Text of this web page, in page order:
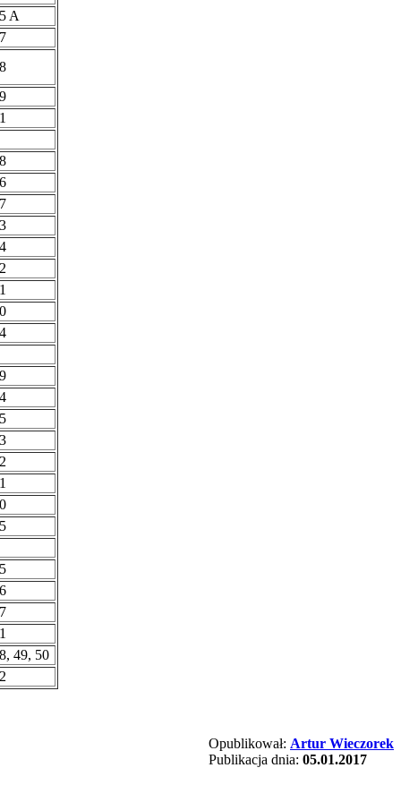
A
49, 50
Opublikował: Artur Wieczorek
Publikacja dnia: 05.01.2017